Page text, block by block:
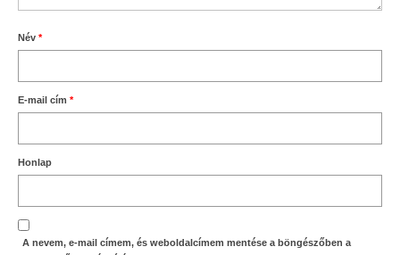
Név *
E-mail cím *
Honlap
A nevem, e-mail címem, és weboldalcímem mentése a böngészőben a